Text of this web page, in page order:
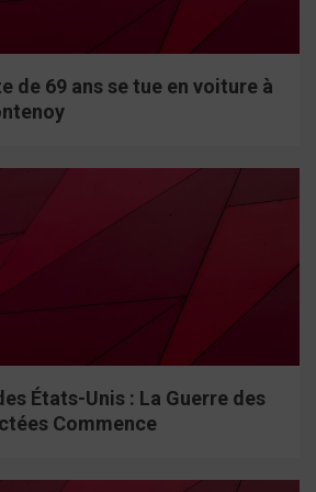
de 69 ans se tue en voiture à
États-Unis : La Guerre des
Commence